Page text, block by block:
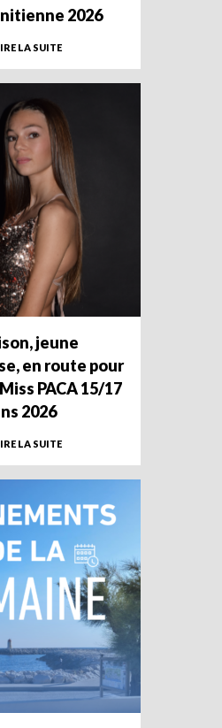
2026
LA SUITE
jeune
en route pour
PACA 15/17
2026
LA SUITE